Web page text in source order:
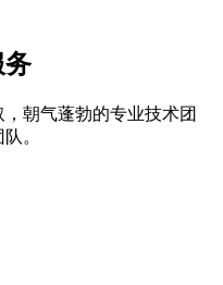
务
朝气蓬勃的专业技术团
。